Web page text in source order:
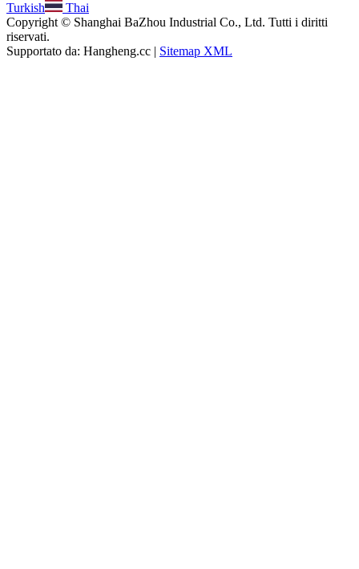
Turkish
Thai
Copyright © Shanghai BaZhou Industrial Co., Ltd. Tutti i diritti
riservati.
Supportato da: Hangheng.cc | Sitemap XML